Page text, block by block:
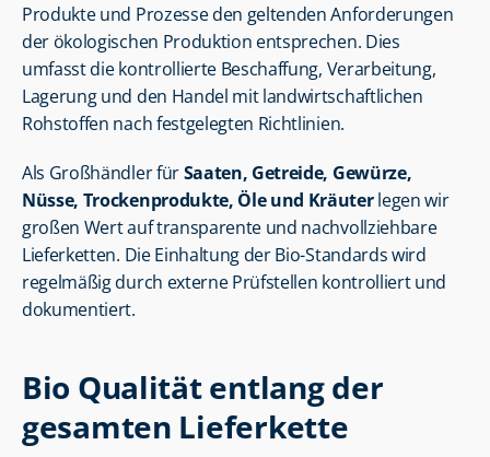
Produkte und Prozesse den geltenden Anforderungen
der ökologischen Produktion entsprechen. Dies
umfasst die kontrollierte Beschaffung, Verarbeitung,
Lagerung und den Handel mit landwirtschaftlichen
Rohstoffen nach festgelegten Richtlinien.
Als Großhändler für Saaten, Getreide, Gewürze,
Nüsse, Trockenprodukte, Öle und Kräuter legen wir
großen Wert auf transparente und nachvollziehbare
Lieferketten. Die Einhaltung der Bio-Standards wird
regelmäßig durch externe Prüfstellen kontrolliert und
dokumentiert.
Bio Qualität entlang der
gesamten Lieferkette